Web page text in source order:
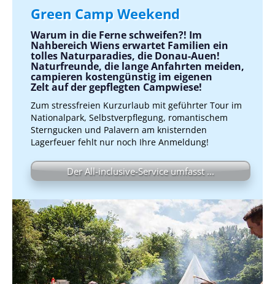
Green Camp Weekend
Warum in die Ferne schweifen?! Im
Nahbereich Wiens erwartet Familien ein
tolles Naturparadies, die Donau-Auen!
Naturfreunde, die lange Anfahrten meiden,
campieren kostengünstig im eigenen
Zelt auf der gepflegten Campwiese!
Zum stressfreien Kurzurlaub mit geführter Tour im
Nationalpark, Selbstverpflegung, romantischem
Sterngucken und Palavern am knisternden
Lagerfeuer fehlt nur noch Ihre Anmeldung!
Der All-inclusive-Service umfasst ...